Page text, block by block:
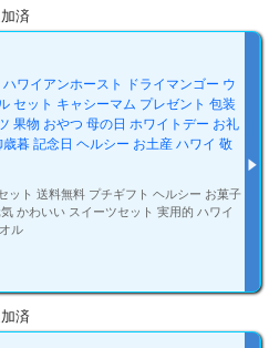
済
ハワイアンホースト ドライマンゴー ウ
セット キャシーマム プレゼント 包装
果物 おやつ 母の日 ホワイトデー お礼
歳暮 記念日 ヘルシー お土産 ハワイ 敬
ット 送料無料 プチギフト ヘルシー お菓子
かわいい スイーツセット 実用的 ハワイ
ル
済